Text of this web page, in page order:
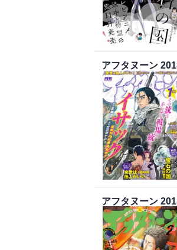
アフタヌーン
アフタヌーン